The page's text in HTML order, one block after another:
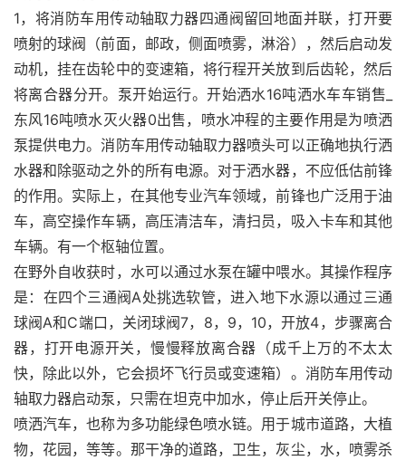
1，将消防车用传动轴取力器四通阀留回地面并联，打开要
喷射的球阀（前面，邮政，侧面喷雾，淋浴），然后启动发
动机，挂在齿轮中的变速箱，将行程开关放到后齿轮，然后
将离合器分开。泵开始运行。开始洒水16吨洒水车车销售_
东风16吨喷水灭火器0出售，喷水冲程的主要作用是为喷洒
泵提供电力。消防车用传动轴取力器喷头可以正确地执行洒
水器和除驱动之外的所有电源。对于洒水器，不应低估前锋
的作用。实际上，在其他专业汽车领域，前锋也广泛用于油
车，高空操作车辆，高压清洁车，清扫员，吸入卡车和其他
车辆。有一个枢轴位置。
在野外自收获时，水可以通过水泵在罐中喂水。其操作程序
是：在四个三通阀A处挑选软管，进入地下水源以通过三通
球阀A和C端口，关闭球阀7，8，9，10，开放4，步骤离合
器，打开电源开关，慢慢释放离合器（成千上万的不太太
快，除此以外，它会损坏飞行员或变速箱）。消防车用传动
轴取力器启动泵，只需在坦克中加水，停止后开关停止。
喷洒汽车，也称为多功能绿色喷水链。用于城市道路，大植
物，花园，等等。那干净的道路，卫生，灰尘，水，喷雾杀